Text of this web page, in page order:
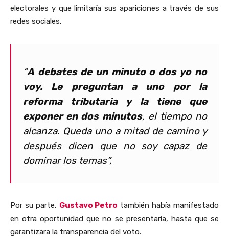
electorales y que limitaría sus apariciones a través de sus
redes sociales.
“A debates de un minuto o dos yo no
voy. Le preguntan a uno por la
reforma tributaria y la tiene que
exponer en dos minutos, el tiempo no
alcanza. Queda uno a mitad de camino y
después dicen que no soy capaz de
dominar los temas”,
Por su parte, Gustavo Petro también había manifestado
en otra oportunidad que no se presentaría, hasta que se
garantizara la transparencia del voto.